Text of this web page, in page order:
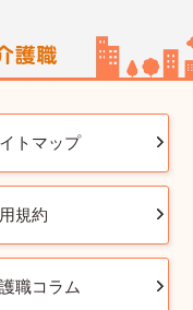
トマップ
規約
職コラム